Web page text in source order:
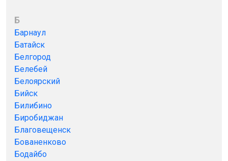
Б
Барнаул
Батайск
Белгород
Белебей
Белоярский
Бийск
Билибино
Биробиджан
Благовещенск
Бованенково
Бодайбо